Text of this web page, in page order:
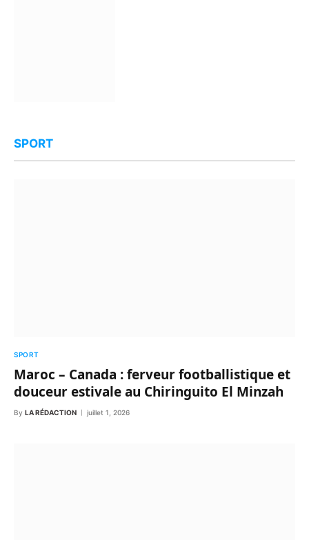
SPORT
SPORT
Maroc – Canada : ferveur footballistique et
douceur estivale au Chiringuito El Minzah
By LA RÉDACTION juillet 1, 2026